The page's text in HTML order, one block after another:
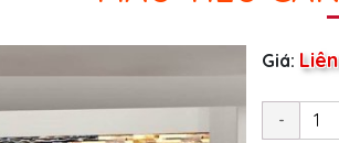
Giá: